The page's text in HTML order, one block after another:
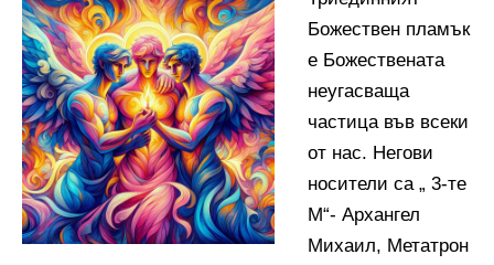
Божествен пламък
е Божествената
неугасваща
частица във всеки
от нас. Негови
носители са „ 3-те
М“- Архангел
Михаил, Метатрон